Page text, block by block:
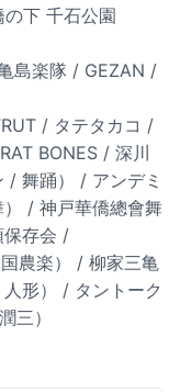
下 千石公園
島楽隊 / GEZAN /
/ タテタカコ /
BONES / 深川
/ 舞踊） / アンデミ
） / 神戸華僑總會舞
保存会 /
農楽） / 柳家三亀
形） / タントーク
三）